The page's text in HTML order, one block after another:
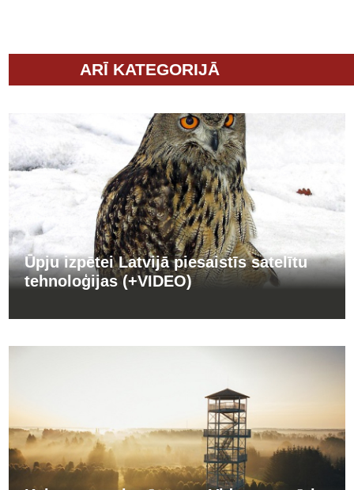
ARĪ KATEGORIJĀ
Ūpju izpētei Latvijā piesaistīs satelītu
tehnoloģijas (+VIDEO)